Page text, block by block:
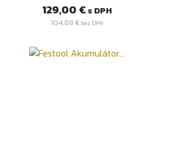
Cena
129,00 € s DPH
104,88 €bez DPH